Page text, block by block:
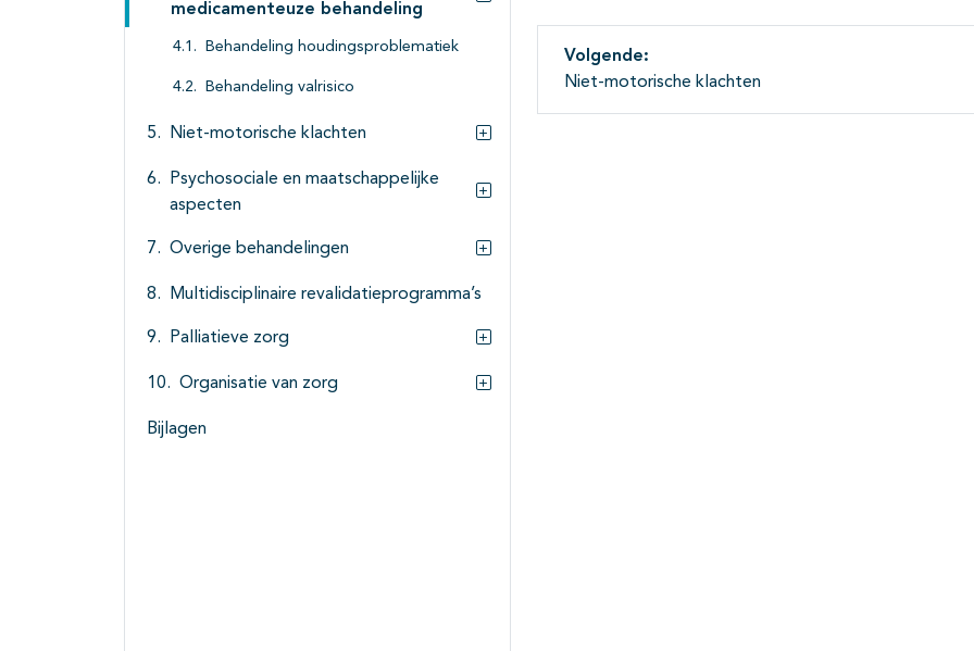
medicamenteuze behandeling
Subpagina's open- en dichtklappen
Behandeling houdingsproblematiek
Behandeling valrisico
Niet-motorische klachten
Psychosociale en maatschappelijke
aspecten
Overige behandelingen
Multidisciplinaire revalidatieprogramma’s
Palliatieve zorg
Organisatie van zorg
Bijlagen
Volgende:
Niet-motorische klachten